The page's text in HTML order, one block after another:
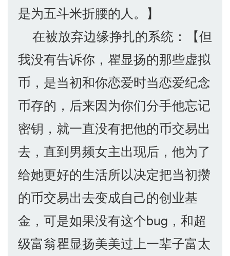
是为五斗米折腰的人。】
在被放弃边缘挣扎的系统：【但
我没有告诉你，瞿显扬的那些虚拟
币，是当初和你恋爱时当恋爱纪念
币存的，后来因为你们分手他忘记
密钥，就一直没有把他的币交易出
去，直到男频女主出现后，他为了
给她更好的生活所以决定把当初攒
的币交易出去变成自己的创业基
金，可是如果没有这个bug，和超
级富翁瞿显扬美美过上一辈子富太